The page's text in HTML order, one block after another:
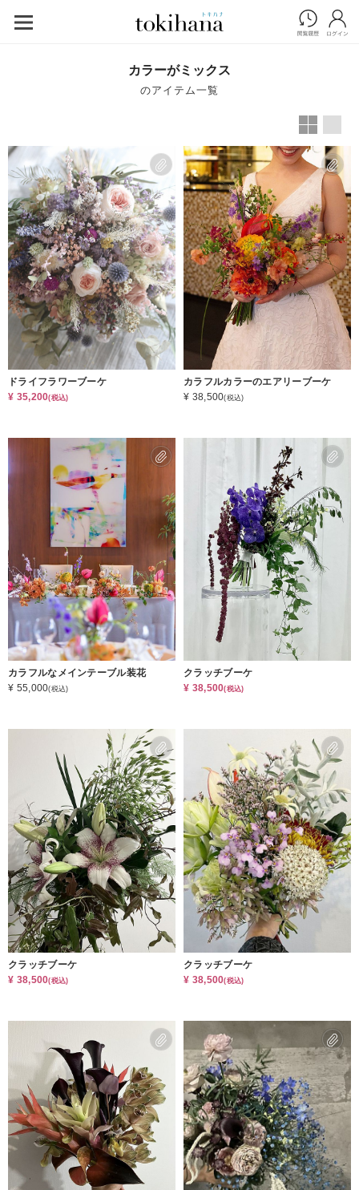
カラーがミックス
ドライフラワーブーケ
¥ 35,200(税込)
カラフルカラーのエアリーブーケ
¥ 38,500(税込)
カラフルなメインテーブル装花
¥ 55,000(税込)
クラッチブーケ
¥ 38,500(税込)
クラッチブーケ
¥ 38,500(税込)
クラッチブーケ
¥ 38,500(税込)